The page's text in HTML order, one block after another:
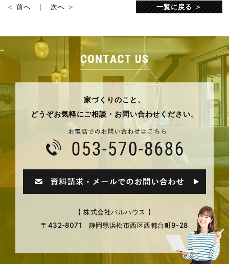
前へ 次へ 一覧に戻る
家づくりのこと、
どうぞお気軽にご相談・お問い合わせください。
【 株式会社バルハウス 】
〒432-8071 静岡県浜松市西区西都台町9-28